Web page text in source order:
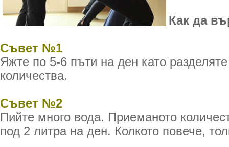
Как да
Съвет №1
Яжте по 5-6 пъти на ден като
количества.
Съвет №2
Пийте много вода. Приеманото
под 2 литра на ден. Колкото повече,